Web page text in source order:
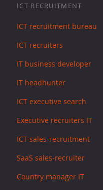
ICT RECRUITMENT
ICT recruitment bureau
ICT recruiters
IT business developer
IT headhunter
ICT executive search
Executive recruiters IT
ICT-sales-recruitment
SaaS sales-recruiter
Country manager IT